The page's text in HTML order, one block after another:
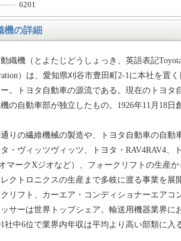
6201
機の詳細
織機（とよたじどうしょっき、英語表記
）は、愛知県刈谷市豊田町2-1に本社を置く
。トヨタ自動車の源流である。現在のトヨタ
の自動車部が独立したもの。1926年11月18日
りの繊維機械の製造や、トヨタ自動車の自動
・ヴィッツヴィッツ、トヨタ・RAV4RAV4、
マークXジオなど）、フォークリフトの生産か
クトロニクスの生産まで多岐に渡る事業を展
リフト、カーエア・コンディショナーエアコ
サーは世界トップシェア。輸送用機器業界に
社中6位で業界内年収は平均より高い部類に入